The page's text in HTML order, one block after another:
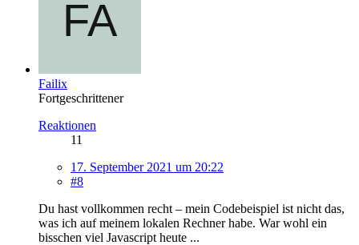
Failix
Fortgeschrittener
Reaktionen
11
17. September 2021 um 20:22
#8
Du hast vollkommen recht – mein Codebeispiel ist nicht das,
was ich auf meinem lokalen Rechner habe. War wohl ein
bisschen viel Javascript heute ...